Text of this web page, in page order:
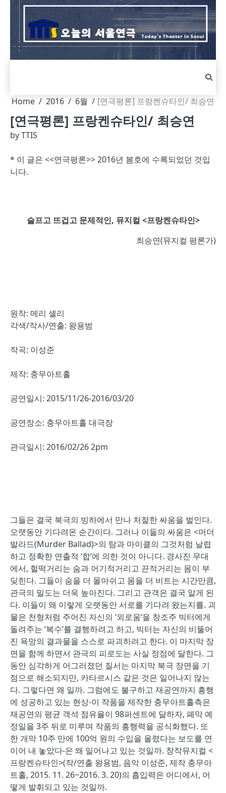
Skip
content
Home 2016 6월 [연극평론] 프랑켄슈타인/ 최승연
[연극평론] 프랑켄슈타인/ 최승연
byTTIS
* 이 글은 <<연극평론>> 2016년 봄호에 수록되었던 것입
니다.
슬프고 뜨겁고 문제적인, 뮤지컬 <프랑켄슈타인>
최승연(뮤지컬 평론가)
원작: 메리 셸리
각색/작사/연출: 왕용범
작곡: 이성준
제작: 충무아트홀
공연일시: 2015/11/26-2016/03/20
공연장소: 충무아트홀 대극장
관극일시: 2016/02/26 2pm
그들은 결국 북극의 빙하에서 만나 처절한 싸움을 벌인다.
오랫동안 기다려온 순간이다. 그러나 이들의 싸움은 <머더
발라드(Murder Ballad)>의 탐과 마이클의 그것처럼 날렵
하고 정확한 연출적 ‘합’에 의한 것이 아니다. 경사진 무대
에서, 헐떡거리는 숨과 어기적거리고 끈적거리는 몸이 부
딪힌다. 그들이 숨을 더 몰아쉬고 몸을 더 비트는 시간만큼,
관극의 밀도는 더욱 높아진다. 그리고 관객은 결국 알게 된
다. 이들이 왜 이렇게 오랫동안 서로를 기다려 왔는지를. 괴
물은 천형처럼 주어진 자신의 ‘외로움’을 창조주 빅터에게
돌려주는 ‘복수’를 결행하려고 하고, 빅터는 자신의 비뚤어
진 욕망의 결과물을 스스로 파괴하려고 한다. 이 마지막 장
면을 함께 하면서 관극의 피로도는 사실 정점에 달한다. 그
동안 심각하게 어그러졌던 질서는 마지막 북극 장면을 기
점으로 해소되지만, 카타르시스 같은 것은 일어나지 않는
다. 그렇다면 왜 일까. 그럼에도 불구하고 재공연까지 흥행
에 성공하고 있는 현상-이 작품을 제작한 충무아트홀측은
재공연의 평균 객석 점유율이 98퍼센트에 달하자, 폐막 예
정일을 3주 뒤로 미루며 작품의 흥행력을 공식화했다. 또
한 개막 10주 만에 100억 원의 수입을 올렸다는 보도를 연
이어 내 놓았다-은 왜 일어나고 있는 것일까. 창작뮤지컬 <
프랑켄슈타인>(작/연출 왕용범, 음악 이성준, 제작 충무아
트홀, 2015. 11. 26~2016. 3. 20)의 흡입력은 어디에서, 어
떻게 발휘되고 있는 것일까.